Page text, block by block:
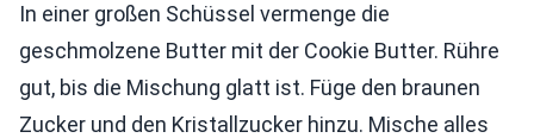
In einer großen Schüssel vermenge die
geschmolzene Butter mit der Cookie Butter. Rühre
gut, bis die Mischung glatt ist. Füge den braunen
Zucker und den Kristallzucker hinzu. Mische alles